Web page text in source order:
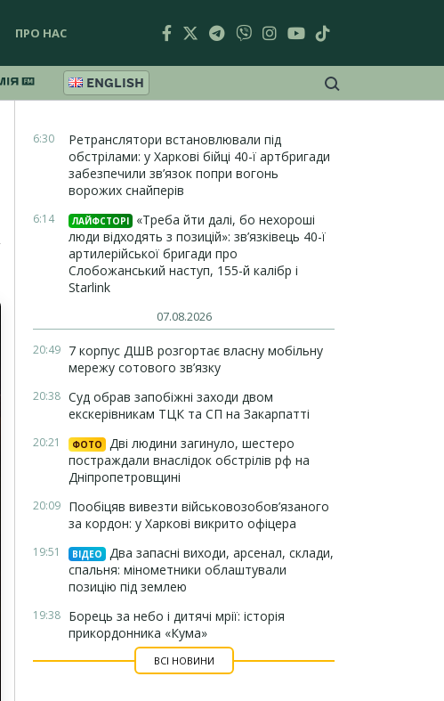
ПРО НАС
ENGLISH
6:30
Ретранслятори встановлювали під
обстрілами: у Харкові бійці 40-ї артбригади
забезпечили зв’язок попри вогонь
ворожих снайперів
6:14 ЛАЙФСТОРІ
«Треба йти далі, бо нехороші
люди відходять з позицій»: зв’язківець 40-ї
артилерійської бригади про
Слобожанський наступ, 155-й калібр і
Starlink
07.08.2026
20:49 7 корпус ДШВ розгортає власну мобільну
мережу сотового зв’язку
20:38 Суд обрав запобіжні заходи двом
екскерівникам ТЦК та СП на Закарпатті
20:21 ФОТО
Дві людини загинуло, шестеро
постраждали внаслідок обстрілів рф на
Дніпропетровщині
20:09 Пообіцяв вивезти військовозобов’язаного
за кордон: у Харкові викрито офіцера
19:51 ВІДЕО
Два запасні виходи, арсенал, склади,
спальня: мінометники облаштували
позицію під землею
19:38 Борець за небо і дитячі мрії: історія
прикордонника «Кума»
ВСІ НОВИНИ